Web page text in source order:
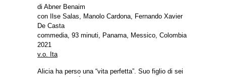
di Abner Benaim
con Ilse Salas, Manolo Cardona, Fernando Xavier
De Casta
commedia, 93 minuti, Panama, Messico, Colombia
2021
v.o. Ita
Alicia ha perso una “vita perfetta”. Suo figlio di sei